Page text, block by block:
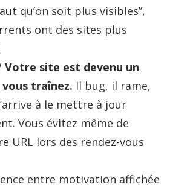
qu’on soit plus visibles”,
ont des sites plus
Votre site est devenu un
traînez. Il bug, il rame,
à le mettre à jour
Vous évitez même de
URL lors des rendez-vous
entre motivation affichée